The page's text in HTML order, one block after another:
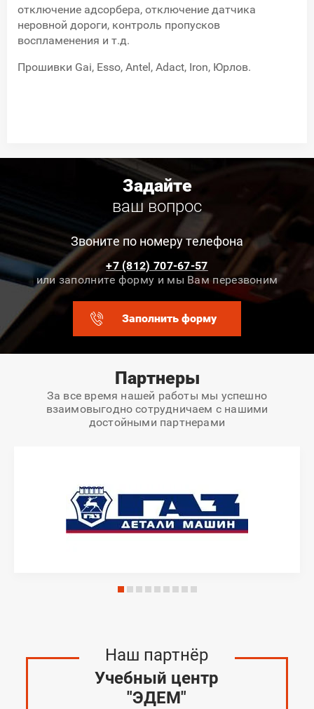
отключение адсорбера, отключение датчика
неровной дороги, контроль пропусков
воспламенения и т.д.
Прошивки Gai, Esso, Antel, Adact, Iron, Юрлов.
Задайте
ваш вопрос
Звоните по номеру телефона
+7 (812) 707-67-57
или заполните форму и мы Вам перезвоним
Заполнить форму
Партнеры
За все время нашей работы мы успешно
взаимовыгодно сотрудничаем с нашими
достойными партнерами
Наш партнёр
Учебный центр
"ЭДЕМ"